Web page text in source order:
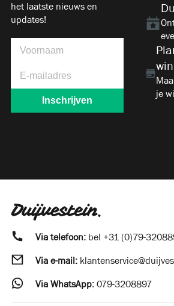
je
het laatste nieuws en
updates!
Via telefoon: bel +31 (0)79-
Via e-mail:
Via WhatsApp: 079-3208897